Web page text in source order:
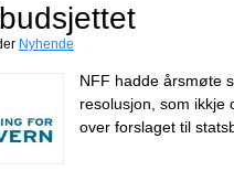
Nyhende
NFF hadde årsmøte
resolusjon, som
over forslaget til